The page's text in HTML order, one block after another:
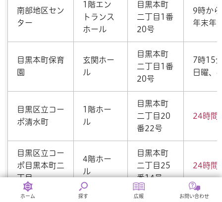
ホーム 探す 広報 お問い合わせ
南部地区セン
ター
1階エン
トランス
ホール
目黒本町
二丁目1番
20号
9時か
年末年
目黒本町保育
園
玄関ホー
ル
目黒本町
二丁目1番
20号
7時15
日曜、
目黒区立コー
ポ清水町
1階ホー
ル
目黒本町
二丁目20
番22号
24時間
目黒区立コー
ポ目黒本町二
丁目
4階ホー
ル
目黒本町
二丁目25
番14号
24時間